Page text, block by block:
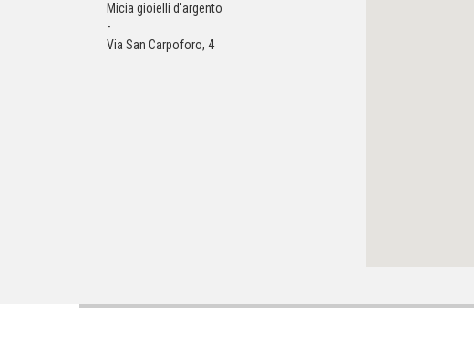
Micia gioielli d'argento
-
Via San Carpoforo, 4